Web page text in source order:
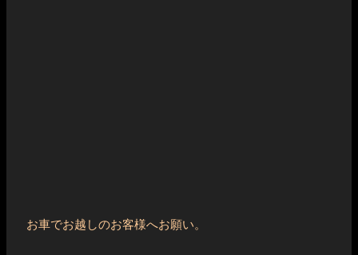
お車でお越しのお客様へお願い。